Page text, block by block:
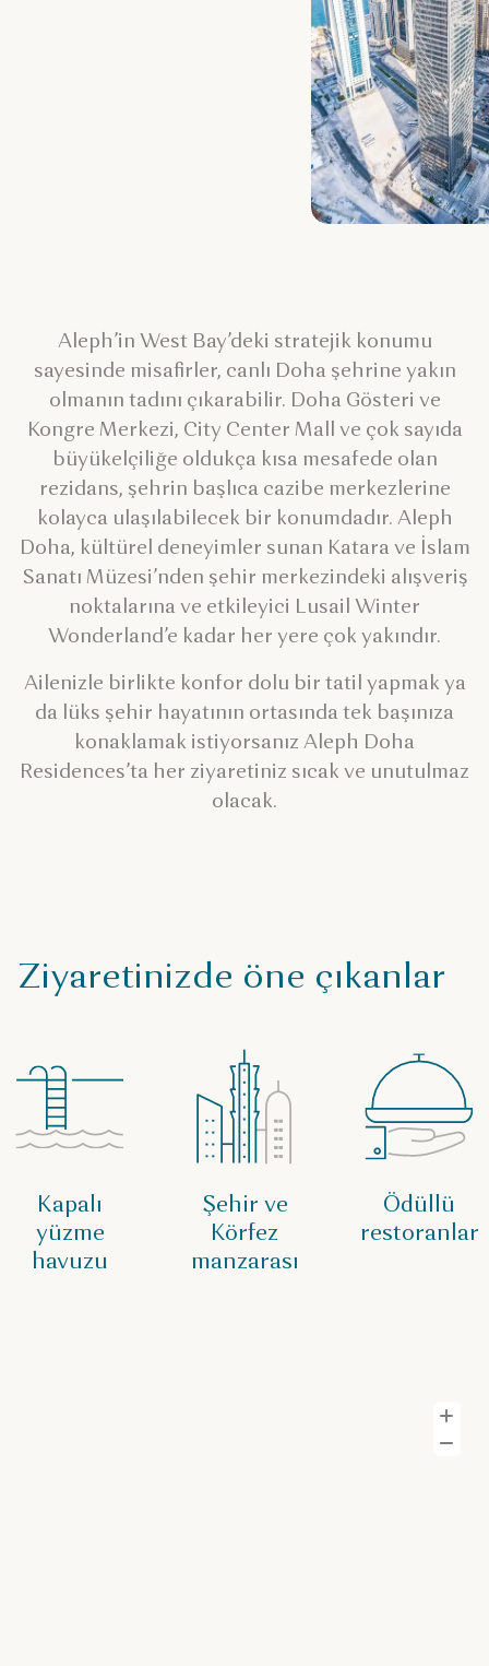
Aleph’in West Bay’deki stratejik konumu
sayesinde misafirler, canlı Doha şehrine yakın
olmanın tadını çıkarabilir. Doha Gösteri ve
Kongre Merkezi, City Center Mall ve çok sayıda
büyükelçiliğe oldukça kısa mesafede olan
rezidans, şehrin başlıca cazibe merkezlerine
kolayca ulaşılabilecek bir konumdadır. Aleph
Doha, kültürel deneyimler sunan Katara ve İslam
Sanatı Müzesi’nden şehir merkezindeki alışveriş
noktalarına ve etkileyici Lusail Winter
Wonderland’e kadar her yere çok yakındır.
Ailenizle birlikte konfor dolu bir tatil yapmak ya
da lüks şehir hayatının ortasında tek başınıza
konaklamak istiyorsanız Aleph Doha
Residences’ta her ziyaretiniz sıcak ve unutulmaz
olacak.
Ziyaretinizde öne çıkanlar
Kapalı
yüzme
havuzu
Şehir ve
Körfez
manzarası
Ödüllü
restoranlar